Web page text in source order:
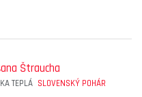
Štraucha
TEPLÁ SLOVENSKÝ POHÁR